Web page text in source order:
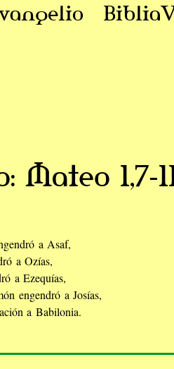
1,7-
a Asaf,
a Ozías,
a Ezequías,
engendró a Josías,
a Babilonia.